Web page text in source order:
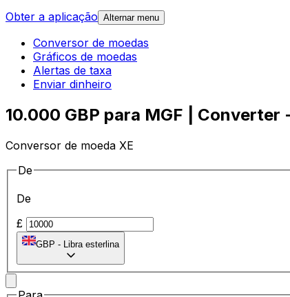
Obter a aplicação Alternar menu
Conversor de moedas
Gráficos de moedas
Alertas de taxa
Enviar dinheiro
10.000 GBP para MGF |
Conversor de moeda XE
De
De
£
GBP - Libra esterlina